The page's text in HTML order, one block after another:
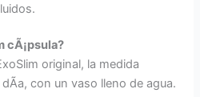
cÃ¡psula?
original, la medida
con un vaso lleno de agua.